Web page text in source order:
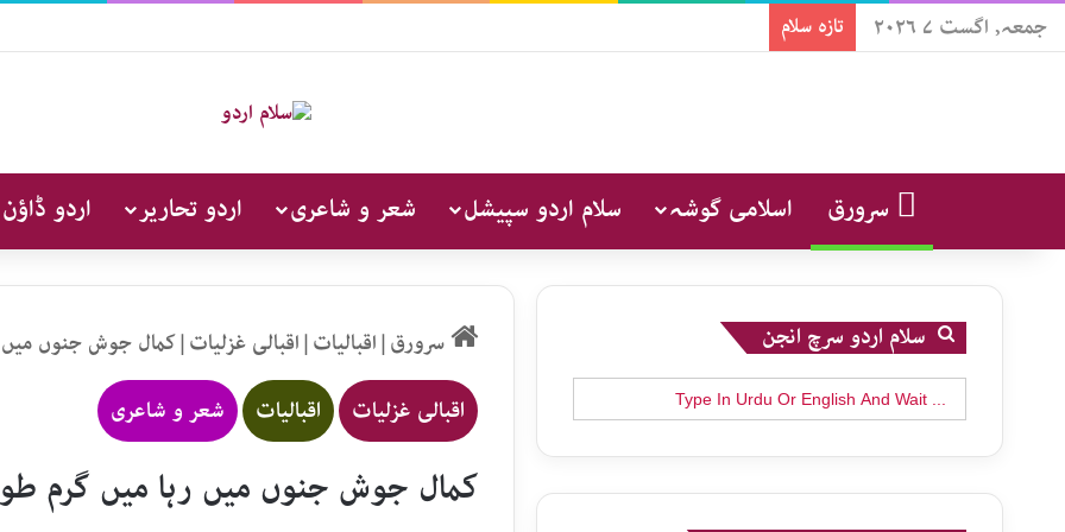
جمعہ, اگست ۷ ۲۰۲۶ تازہ سلام
سرورق اسلامی گوشہ سلام اردو سپیشل شعر و شاعری اردو تحاریر اردو
سرورق|اقبالیات|اقبالی غزلیات|کمال جوش جنوں میں
اقبالی غزلیات اقبالیات شعر و شاعری
کمال جوش جنوں میں رہا میں گرم
سلام اردو سرچ انجن
Search
for: